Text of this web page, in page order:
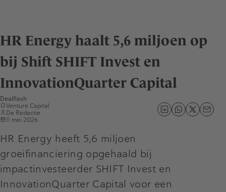
HR Energy haalt 5,6 miljoen op
bij Shift SHIFT Invest en
InnovationQuarter Capital
Dealflash
Venture Capital
De Redactie
11 mei 2026
HR Energy heeft 5,6 miljoen
groeifinanciering opgehaald bij
impactinvesteerder SHIFT Invest en
InnovationQuarter Capital voor een